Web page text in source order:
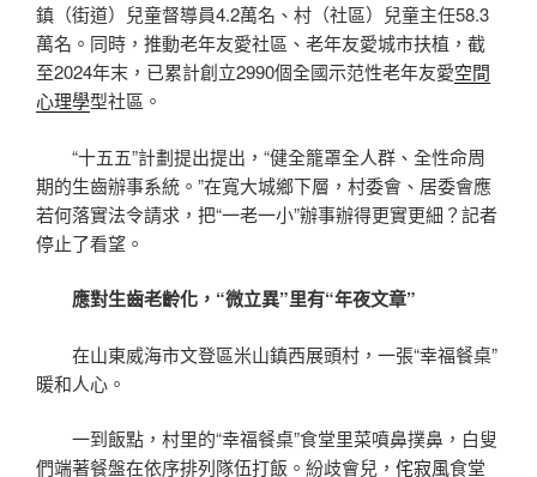
鎮（街道）兒童督導員4.2萬名、村（社區）兒童主任58.3
萬名。同時，推動老年友愛社區、老年友愛城市扶植，截
至2024年末，已累計創立2990個全國示范性老年友愛空間
心理學型社區。
“十五五”計劃提出提出，“健全籠罩全人群、全性命周
期的生齒辦事系統。”在寬大城鄉下層，村委會、居委會應
若何落實法令請求，把“一老一小”辦事辦得更實更細？記者
停止了看望。
應對生齒老齡化，“微立異”里有“年夜文章”
在山東威海市文登區米山鎮西展頭村，一張“幸福餐桌”
暖和人心。
一到飯點，村里的“幸福餐桌”食堂里菜噴鼻撲鼻，白叟
們端著餐盤在依序排列隊伍打飯。紛歧會兒， 侘寂風食堂